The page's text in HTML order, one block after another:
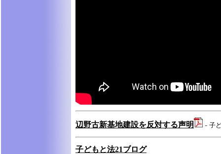
辺野古新基地建設を反対する声明 - 子
子どもと法21ブログ